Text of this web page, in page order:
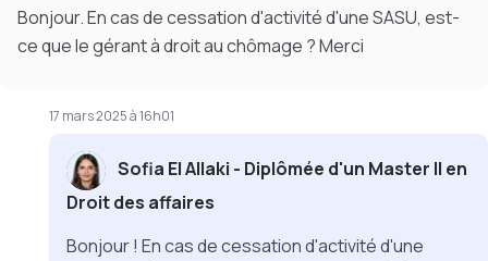
Bonjour. En cas de cessation d'activité d'une SASU, est-
ce que le gérant à droit au chômage ? Merci
17 mars 2025 à 16h01
Sofia El Allaki - Diplômée d'un Master II en
Droit des affaires
Bonjour ! En cas de cessation d'activité d'une